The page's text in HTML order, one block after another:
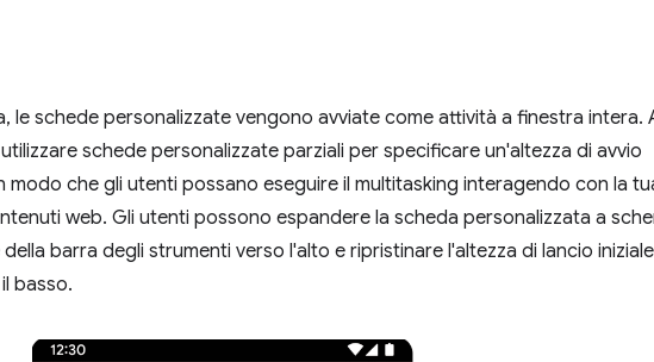
le schede personalizzate vengono avviate come attività a finestra intera.
schede personalizzate parziali per specificare un'altezza di avvio
modo che gli utenti possano eseguire il multitasking interagendo con la
web. Gli utenti possono espandere la scheda personalizzata a
barra degli strumenti verso l'alto e ripristinare l'altezza di lancio iniziale
basso.